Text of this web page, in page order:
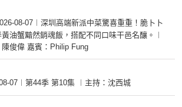
08-07︱深圳高端新派中菜驚喜重重！脆卜卜
油蟹黯然銷魂飯，搭配不同口味干邑名釀。︱
俊偉 嘉賓：Philip Fung
07︱第44季 第10集 ︱主持：沈西城